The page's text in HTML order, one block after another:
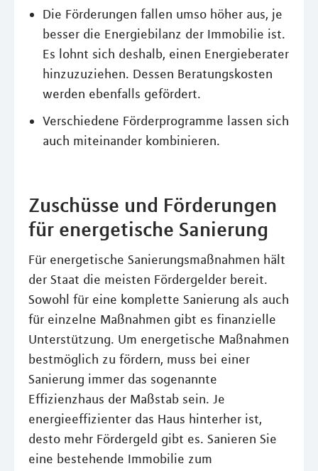
Die Förderungen fallen umso höher aus, je
besser die Energiebilanz der Immobilie ist.
Es lohnt sich deshalb, einen Energieberater
hinzuzuziehen. Dessen Beratungskosten
werden ebenfalls gefördert.
Verschiedene Förderprogramme lassen sich
auch miteinander kombinieren.
Zuschüsse und Förderungen
für energetische Sanierung
Für energetische Sanierungsmaßnahmen hält
der Staat die meisten Fördergelder bereit.
Sowohl für eine komplette Sanierung als auch
für einzelne Maßnahmen gibt es finanzielle
Unterstützung. Um energetische Maßnahmen
bestmöglich zu fördern, muss bei einer
Sanierung immer das sogenannte
Effizienzhaus der Maßstab sein. Je
energieeffizienter das Haus hinterher ist,
desto mehr Fördergeld gibt es. Sanieren Sie
eine bestehende Immobilie zum